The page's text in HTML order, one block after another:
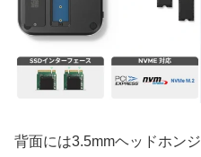
背面には3.5mmヘッドホン